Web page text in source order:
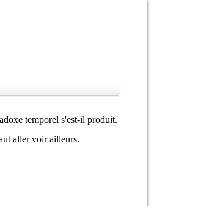
temporel s'est-il produit.
aller voir ailleurs.